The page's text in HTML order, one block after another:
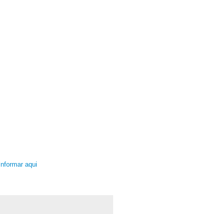
Informar aqui